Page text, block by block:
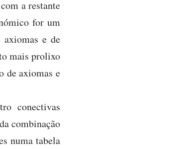
a restante
for um
axiomas e de
mais prolixo
de axiomas e
conectivas
combinação
numa tabela